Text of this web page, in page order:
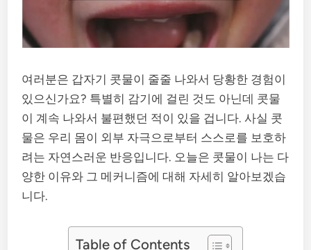
여러분은 갑자기 콧물이 줄줄 나와서 당황한 경험이
있으신가요? 특별히 감기에 걸린 것도 아닌데 콧물
이 계속 나와서 불편했던 적이 있을 겁니다. 사실 콧
물은 우리 몸이 외부 자극으로부터 스스로를 보호하
려는 자연스러운 반응입니다. 오늘은 콧물이 나는 다
양한 이유와 그 메커니즘에 대해 자세히 알아보겠습
니다.
Table of Contents